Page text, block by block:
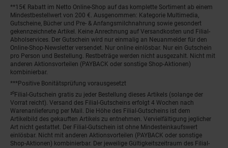
**15€ Rabatt im Netto Online-Shop auf das komplette Sortiment ab einem
Mindestbestellwert von 200 €. Ausgenommen: Kategorie Multimedia,
Gutscheine, Bücher und Pre- & Anfangsmilchnahrung sowie gesondert
gekennzeichnete Artikel. Keine Anrechnung auf Versandkosten und Filial-
Abholservices. Der Gutschein wird nur einmalig an Neuanmelder für den
Online-Shop-Newsletter versendet. Nur online einlösbar. Nur ein Gutschein
pro Person und Bestellung. Restbeträge werden nicht ausgezahlt. Nicht mit
anderen Aktionsvorteilen (PAYBACK oder sonstige Shop-Aktionen)
kombinierbar.
***Positive Bonitätsprüfung vorausgesetzt
²⁰Filial-Gutschein gratis zu jeder Bestellung dieses Artikels (solange der
Vorrat reicht). Versand des Filial-Gutscheins erfolgt 4 Wochen nach
Warenanlieferung per Mail. Die Höhe des Filial-Gutscheins ist dem
Artikelbild des gekauften Artikels zu entnehmen. Vervielfältigung jeglicher
Art nicht gestattet. Der Filial-Gutschein ist ohne Mindesteinkaufswert
einlösbar. Nicht mit anderen Aktionsvorteilen (PAYBACK oder sonstige
Shop-Aktionen) kombinierbar. Der jeweilige Gültigkeitszeitraum des Filial-